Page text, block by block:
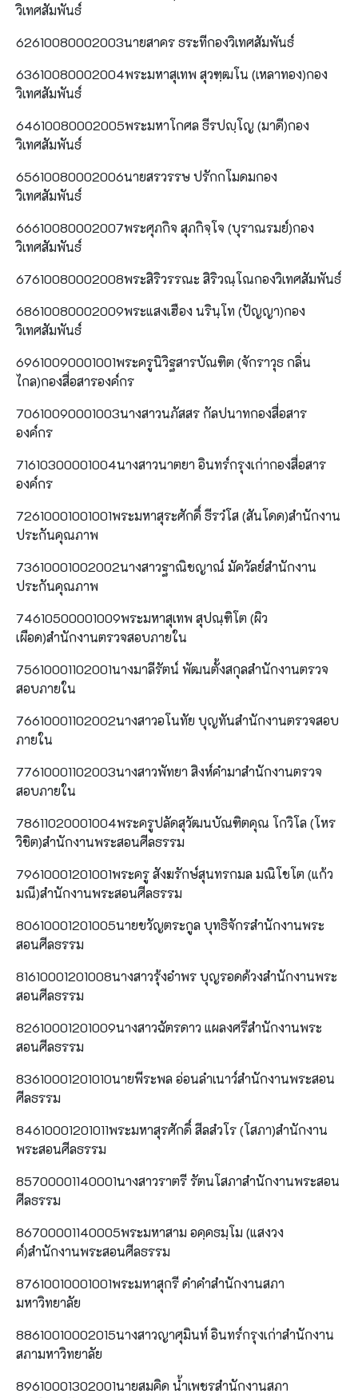
วิเทศสัมพันธ์
62610080002003นายสาคร ธระทีกองวิเทศสัมพันธ์
63610080002004พระมหาสุเทพ สุวฑฺฒโน (เหลาทอง)กอง
วิเทศสัมพันธ์
64610080002005พระมหาโกศล ธีรปญฺโญ (มาดี)กอง
วิเทศสัมพันธ์
65610080002006นายสรวรรษ ปรักกโมดมกอง
วิเทศสัมพันธ์
66610080002007พระศุภกิจ สุภกิจฺโจ (บุราณรมย์)กอง
วิเทศสัมพันธ์
67610080002008พระสิริวรรณะ สิริวณฺโณกองวิเทศสัมพันธ์
68610080002009พระแสงเฮือง นรินฺโท (ปัญญา)กอง
วิเทศสัมพันธ์
69610090001001พระครูนิวิฐสารบัณฑิต (จักราวุธ กลิ่น
ไกล)กองสื่อสารองค์กร
70610090001003นางสาวนภัสสร กัลปนาทกองสื่อสาร
องค์กร
71610300001004นางสาวนาตยา อินทร์กรุงเก่ากองสื่อสาร
องค์กร
72610001001001พระมหาสุระศักดิ์ ธีรวํโส (สันโดด)สำนักงาน
ประกันคุณภาพ
73610001002002นางสาวฐาณิชญาณ์ มัควัลย์สำนักงาน
ประกันคุณภาพ
74610500001009พระมหาสุเทพ สุปณฺฑิโต (ผิว
เผือด)สำนักงานตรวจสอบภายใน
75610001102001นางมาลีรัตน์ พัฒนตั้งสกุลสำนักงานตรวจ
สอบภายใน
76610001102002นางสาวอโนทัย บุญทันสำนักงานตรวจสอบ
ภายใน
77610001102003นางสาวพัทยา สิงห์คำมาสำนักงานตรวจ
สอบภายใน
78611020001004พระครูปลัดสุวัฒนบัณฑิตคุณ โกวิโล (โหร
วิชิต)สำนักงานพระสอนศีลธรรม
79610001201001พระครู สังฆรักษ์สุนทรกมล มณิโชโต (แก้ว
มณี)สำนักงานพระสอนศีลธรรม
80610001201005นายขวัญตระกูล บุทธิจักรสำนักงานพระ
สอนศีลธรรม
81610001201008นางสาวรุ้งอำพร บุญรอดด้วงสำนักงานพระ
สอนศีลธรรม
82610001201009นางสาวฉัตรดาว แผลงศรีสำนักงานพระ
สอนศีลธรรม
83610001201010นายพีระพล อ่อนลำเนาว์สำนักงานพระสอน
ศีลธรรม
84610001201011พระมหาสุรศักดิ์ สีลสํวโร (โสภา)สำนักงาน
พระสอนศีลธรรม
85700001140001นางสาวราตรี รัตนโสภาสำนักงานพระสอน
ศีลธรรม
86700001140005พระมหาสาม อคฺคธมฺโม (แสงวง
ค์)สำนักงานพระสอนศีลธรรม
87610010001001พระมหาสุกรี ดำคำสำนักงานสภา
มหาวิทยาลัย
88610010002015นางสาวญาศุมินท์ อินทร์กรุงเก่าสำนักงาน
สภามหาวิทยาลัย
89610001302001นายสมคิด น้ำเพชรสำนักงานสภา